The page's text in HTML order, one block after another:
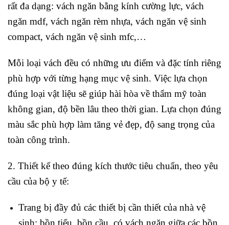
rất đa dạng: vách ngăn bằng kính cường lực, vách
ngăn mdf, vách ngăn rèm nhựa, vách ngăn vệ sinh
compact, vách ngăn vệ sinh mfc,…
Mỗi loại vách đều có những ưu điểm và đặc tính riêng
phù hợp với từng hạng mục vệ sinh. Việc lựa chọn
đúng loại vật liệu sẽ giúp hài hòa về thẩm mỹ toàn
không gian, độ bền lâu theo thời gian. Lựa chọn đúng
màu sắc phù hợp làm tăng vẻ đẹp, độ sang trọng của
toàn công trình.
2. Thiết kế theo đúng kích thước tiêu chuẩn, theo yêu
cầu của bộ y tế:
Trang bị đầy đủ các thiết bị cần thiết của nhà vệ
sinh: bồn tiểu, bồn cầu, có vách ngăn giữa các bồn.